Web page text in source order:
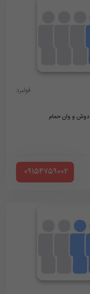
فولبرد
دوش و وان حمام
‪ 09154759002